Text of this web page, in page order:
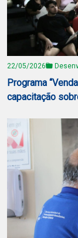
22/05/2026
Programa
capacitação